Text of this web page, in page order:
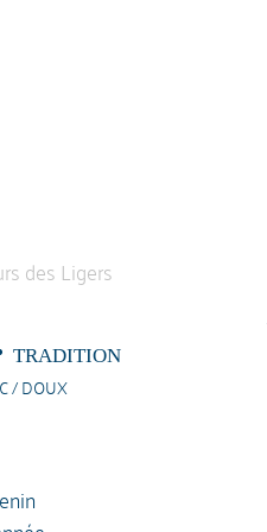
TRADITION
/ DOUX